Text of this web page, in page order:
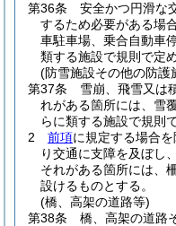
第36条
安全かつ円滑な
するため必要がある場
車駐車場、乗合自動車
類する施設で規則で定
(防雪施設その他の防護
第37条
雪崩、飛雪又は
れがある箇所には、雪
らに類する施設で規則
2
前項に規定する場合
り交通に支障を及ぼし
それがある箇所には、
設けるものとする。
(橋、高架の道路等)
第38条
橋、高架の道路